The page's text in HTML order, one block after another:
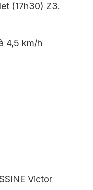
(17h30) Z3.
4,5 km/h
Victor